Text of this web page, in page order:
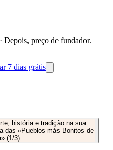
· Depois, preço de fundador.
7 dias grátis